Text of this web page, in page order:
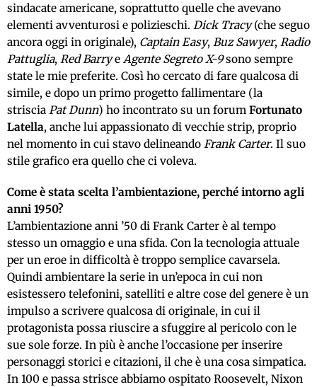
sindacate americane, soprattutto quelle che avevano
elementi avventurosi e polizieschi. Dick Tracy(che seguo
ancora oggi in originale), Captain Easy, Buz Sawyer, Radio
Pattuglia, Red Barrye Agente Segreto X-9sono sempre
state le mie preferite. Così ho cercato di fare qualcosa di
simile, e dopo un primo progetto fallimentare (la
striscia Pat Dunn) ho incontrato su un forum Fortunato
Latella, anche lui appassionato di vecchie strip, proprio
nel momento in cui stavo delineando Frank Carter. Il suo
stile grafico era quello che ci voleva.
Come è stata scelta l’ambientazione, perché intorno agli
anni 1950?
L’ambientazione anni ’50 di Frank Carter è al tempo
stesso un omaggio e una sfida. Con la tecnologia attuale
per un eroe in difficoltà è troppo semplice cavarsela.
Quindi ambientare la serie in un’epoca in cui non
esistessero telefonini, satelliti e altre cose del genere è un
impulso a scrivere qualcosa di originale, in cui il
protagonista possa riuscire a sfuggire al pericolo con le
sue sole forze. In più è anche l’occasione per inserire
personaggi storici e citazioni, il che è una cosa simpatica.
In 100 e passa strisce abbiamo ospitato Roosevelt, Nixon